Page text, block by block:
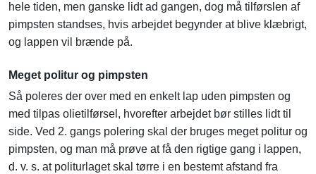
hele tiden, men ganske lidt ad gangen, dog må tilførslen af
pimpsten standses, hvis arbejdet begynder at blive klæbrigt,
og lappen vil brænde på.
Meget politur og pimpsten
Så poleres der over med en enkelt lap uden pimpsten og
med tilpas olietilførsel, hvorefter arbejdet bør stilles lidt til
side. Ved 2. gangs polering skal der bruges meget politur og
pimpsten, og man må prøve at få den rigtige gang i lappen,
d. v. s. at politurlaget skal tørre i en bestemt afstand fra